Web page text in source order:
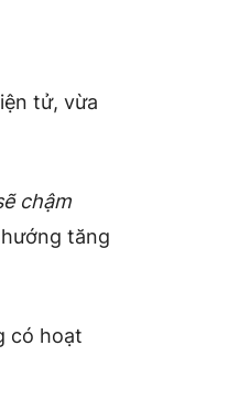
tử, vừa
chậm
tăng
có hoạt